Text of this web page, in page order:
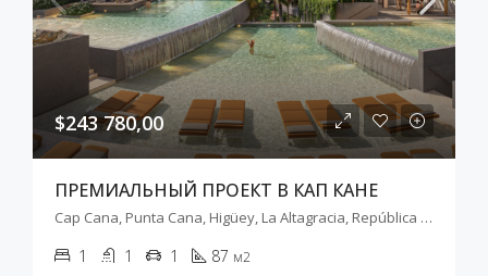
$243 780,00
ПРЕМИАЛЬНЫЙ ПРОЕКТ В КАП КАНЕ
Cap Cana, Punta Cana, Higüey, La Altagracia, República Dominicana
1 1 1 87 м2